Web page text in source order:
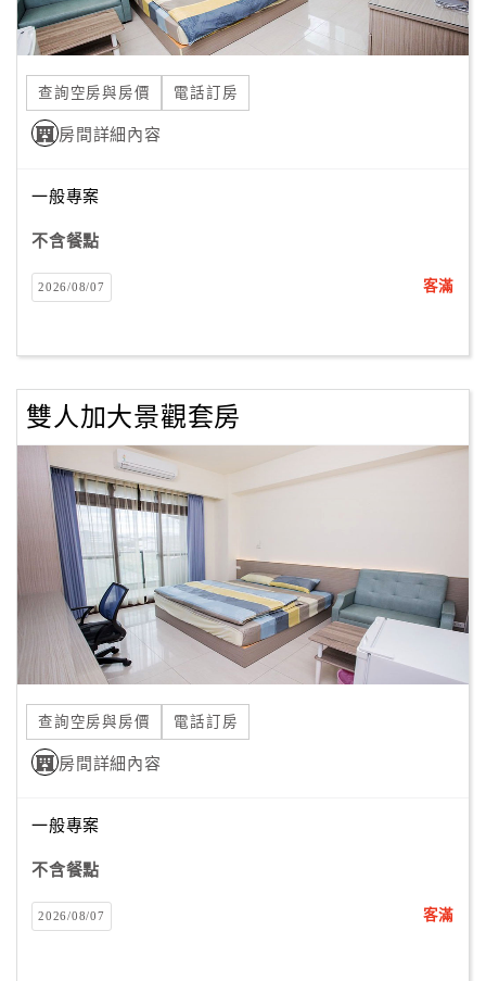
訂
單
管
理
員
戶
客
服
聯
Line
線
紅
利
查
訂
房
Q&A
查詢空房與房價 電話訂房
房間詳細內容
一般專案
不含餐點
2026/08/07 客滿
雙人加大景觀套房
查詢空房與房價 電話訂房
房間詳細內容
一般專案
不含餐點
2026/08/07 客滿